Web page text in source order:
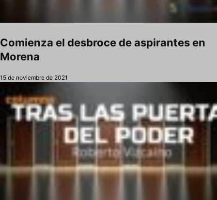
Comienza el desbroce de aspirantes en
Morena
15 de noviembre de 2021